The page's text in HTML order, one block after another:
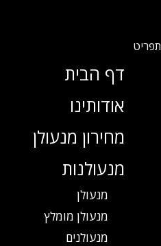
דף הבית
אודותינו
מחירון מנעולן
מנעולנות
מנעולן
מנעולן מומלץ
מנעולנים